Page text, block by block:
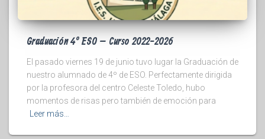
Graduación 4º ESO – Curso 2022-2026
El pasado viernes 19 de junio tuvo lugar la Graduación de
nuestro alumnado de 4º de ESO. Perfectamente dirigida
por la profesora del centro Celeste Toledo, hubo
momentos de risas pero también de emoción para
Leer más…